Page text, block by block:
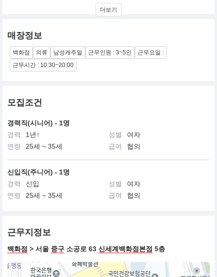
비자들의 라이프 스타일의 고급화 지향. 비즈니스룩에서 캐주얼룩
에 이르기까지 세련된 남성 패션을 리드하는 브랜드
더보기
매장정보
백화점 의류 남성캐주얼 근무인원 : 3~5인
근무요일 :
근무시간 : 10:30~20:00
모집조건
경력직(시니어) - 1명
경력
1년↑ 성별
여자
연령
25세 ~ 35세 급여 협의
신입직(주니어) - 1명
경력
신입 성별
여자
연령
25세 ~ 35세 급여 협의
근무지정보
백화점 > 서울 중구 소공로 63 신세계백화점본점 5층